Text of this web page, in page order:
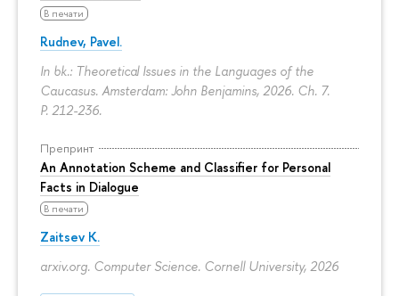
В печати
Rudnev, Pavel.
In bk.: Theoretical Issues in the Languages of the
Caucasus. Amsterdam: John Benjamins, 2026. Ch. 7.
P. 212-236.
Препринт
An Annotation Scheme and Classifier for Personal
Facts in Dialogue
В печати
Zaitsev K.
arxiv.org. Computer Science. Cornell University, 2026